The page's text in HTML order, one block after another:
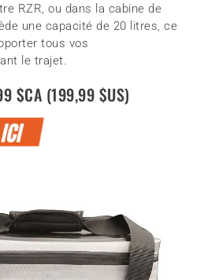
RZR, ou dans la cabine de
une capacité de 20 litres, ce
tous vos
le trajet.
$CA (199,99 $US)